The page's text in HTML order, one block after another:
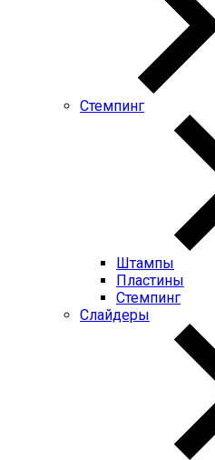
Стемпинг
Штампы
Пластины
Стемпинг
Слайдеры